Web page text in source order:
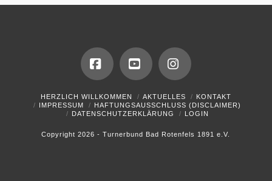
FacebookYouTubeInstagram
HERZLICH WILLKOMMEN AKTUELLES
KONTAKT
IMPRESSUM
HAFTUNGSAUSSCHLUSS (DISCLAIMER)
DATENSCHUTZERKLÄRUNG
LOGIN
Copyright 2026 - Turnerbund Bad Rotenfels 1891 e.V.